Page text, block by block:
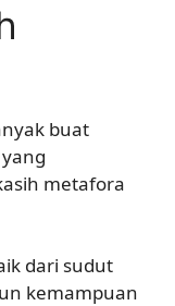
buat
metafora
dari sudut
kemampuan